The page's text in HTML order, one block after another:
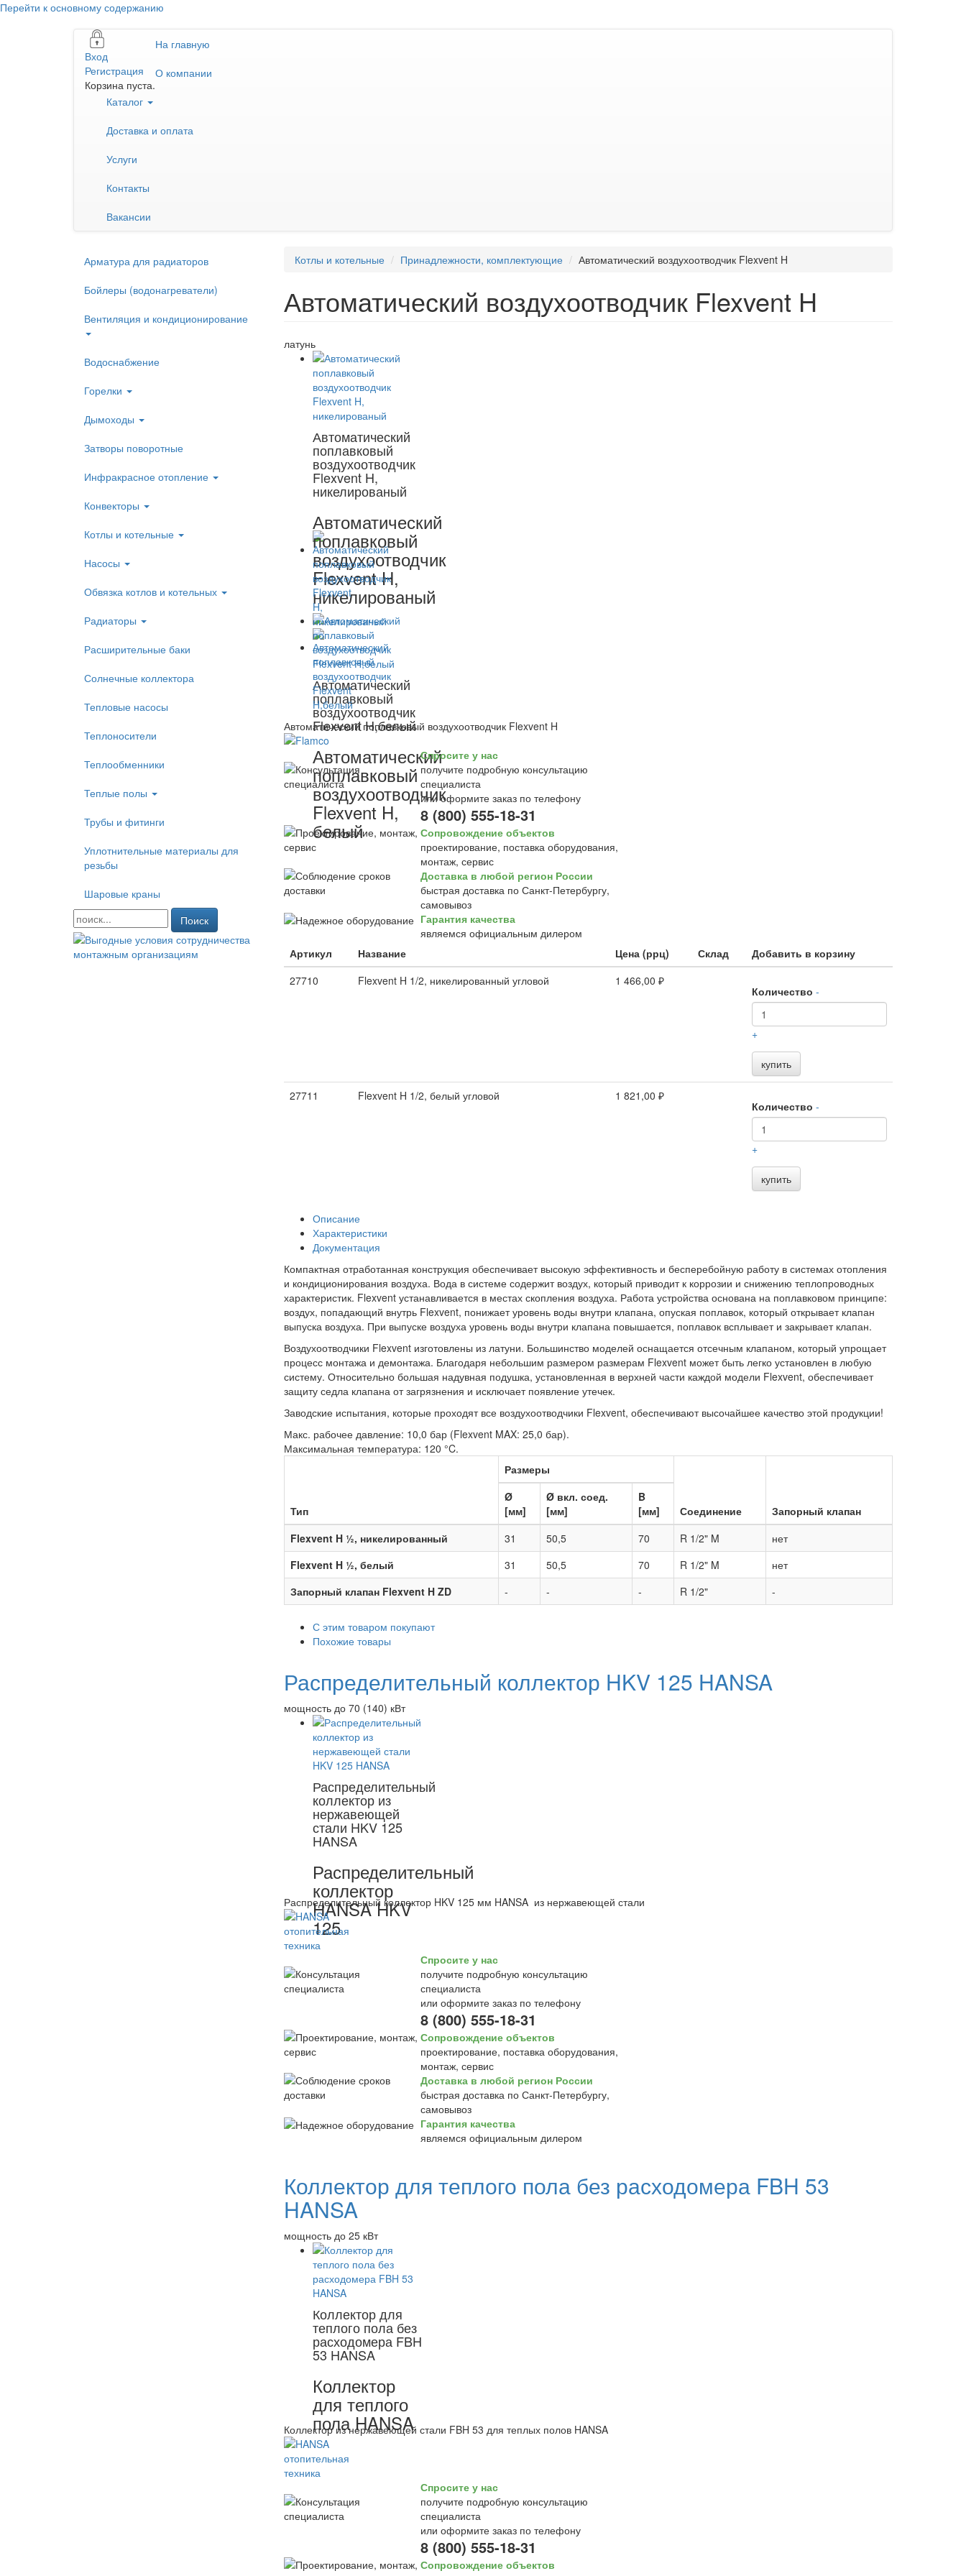
Перейти к основному содержанию
Вход
Регистрация
Корзина пуста.
На главную
О компании
Каталог
Доставка и оплата
Услуги
Контакты
Вакансии
Арматура для радиаторов
Бойлеры (водонагреватели)
Вентиляция и кондиционирование
Водоснабжение
Горелки
Дымоходы
Затворы поворотные
Инфракрасное отопление
Конвекторы
Котлы и котельные
Насосы
Обвязка котлов и котельных
Радиаторы
Расширительные баки
Солнечные коллектора
Тепловые насосы
Теплоносители
Теплообменники
Теплые полы
Трубы и фитинги
Уплотнительные материалы для
резьбы
Шаровые краны
Поиск
Котлы и котельные Принадлежности, комплектующие Автоматический воздухоотводчик Flexvent H
Автоматический воздухоотводчик Flexvent H
латунь
Автоматический
поплавковый
воздухоотводчик
Flexvent H,
никелированый
Автоматический
поплавковый
воздухоотводчик
Flexvent H,
никелированый
Автоматический
поплавковый
воздухоотводчик
Flexvent H,белый
Автоматический
поплавковый
воздухоотводчик
Flexvent H,
белый
Автоматический поплавковый воздухоотводчик Flexvent H
Спросите у нас
получите подробную консультацию
специалиста
или оформите заказ по телефону
8 (800) 555-18-31
Сопровождение объектов
проектирование, поставка оборудования,
монтаж, сервис
Доставка в любой регион России
быстрая доставка по Санкт-Петербургу,
самовывоз
Гарантия качества
являемся официальным дилером
Артикул
Название Цена (ррц) Склад
Добавить в корзину
27710
Flexvent H 1/2, никелированный угловой 1 466,00 ₽
Количество -
+
купить
27711 Flexvent H 1/2, белый угловой 1 821,00 ₽
Количество -
+
купить
Описание
Характеристики
Документация
Компактная отработанная конструкция обеспечивает высокую эффективность и бесперебойную работу в системах отопления
и кондиционирования воздуха. Вода в системе содержит воздух, который приводит к коррозии и снижению теплопроводных
характеристик. Flexvent устанавливается в местах скопления воздуха. Работа устройства основана на поплавковом принципе:
воздух, попадающий внутрь Flexvent, понижает уровень воды внутри клапана, опуская поплавок, который открывает клапан
выпуска воздуха. При выпуске воздуха уровень воды внутри клапана повышается, поплавок всплывает и закрывает клапан.
Воздухоотводчики Flexvent изготовлены из латуни. Большинство моделей оснащается отсечным клапаном, который упрощает
процесс монтажа и демонтажа. Благодаря небольшим размером размерам Flexvent может быть легко установлен в любую
систему. Относительно большая надувная подушка, установленная в верхней части каждой модели Flexvent, обеспечивает
защиту седла клапана от загрязнения и исключает появление утечек.
Заводские испытания, которые проходят все воздухоотводчики Flexvent, обеспечивают высочайшее качество этой продукции!
Макс. рабочее давление: 10,0 бар (Flexvent MAX: 25,0 бар).
Максимальная температура: 120 °C.
Тип
Размеры
Соединение Запорный клапан
Ø
[мм]
Ø вкл. соед.
[мм]
B
[мм]
Flexvent H ½, никелированный
31 50,5 70 R 1/2" M
нет
Flexvent H ½, белый
31 50,5 70 R 1/2" M
нет
Запорный клапан Flexvent H ZD
- - - R 1/2" -
С этим товаром покупают
Похожие товары
Распределительный коллектор HKV 125 HANSA
мощность до 70 (140) кВт
Распределительный
коллектор из
нержавеющей
стали HKV 125
HANSA
Распределительный
коллектор
HANSA HKV
125
Распределительный коллектор HKV 125 мм HANSA из нержавеющей стали
Спросите у нас
получите подробную консультацию
специалиста
или оформите заказ по телефону
8 (800) 555-18-31
Сопровождение объектов
проектирование, поставка оборудования,
монтаж, сервис
Доставка в любой регион России
быстрая доставка по Санкт-Петербургу,
самовывоз
Гарантия качества
являемся официальным дилером
Коллектор для теплого пола без расходомера FBH 53
HANSA
мощность до 25 кВт
Коллектор для
теплого пола без
расходомера FBH
53 HANSA
Коллектор
для теплого
пола HANSA
Коллектор из нержавеющей стали FBH 53 для теплых полов HANSA
Спросите у нас
получите подробную консультацию
специалиста
или оформите заказ по телефону
8 (800) 555-18-31
Сопровождение объектов